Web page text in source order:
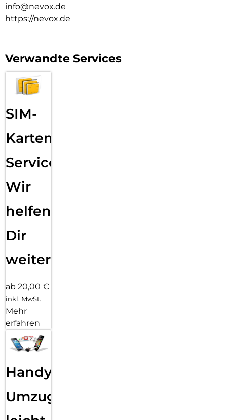
info@nevox.de
https://nevox.de
Verwandte Services
SIM-
Karten
Service:
Wir
helfen
Dir
weiter
ab 20,00 €
inkl. MwSt.
Mehr
erfahren
Handy
Umzug